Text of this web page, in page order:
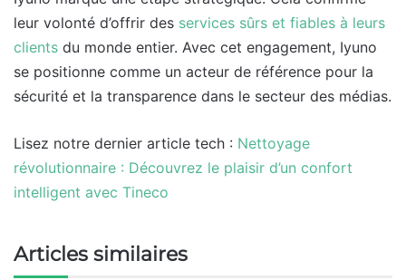
leur volonté d’offrir des services sûrs et fiables à leurs
clients du monde entier. Avec cet engagement, Iyuno
se positionne comme un acteur de référence pour la
sécurité et la transparence dans le secteur des médias.
Lisez notre dernier article tech : Nettoyage
révolutionnaire : Découvrez le plaisir d’un confort
intelligent avec Tineco
Articles similaires